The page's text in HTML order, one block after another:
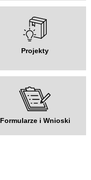
Projekty
Formularze i Wnioski